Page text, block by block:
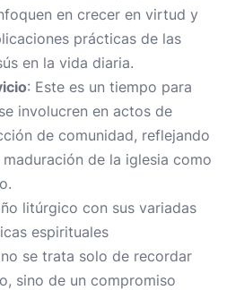
en crecer en virtud y
prácticas de las
en la vida diaria.
: Este es un tiempo para
involucren en actos de
de comunidad, reflejando
de la iglesia como
litúrgico con sus variadas
espirituales
se trata solo de recordar
sino de un compromiso